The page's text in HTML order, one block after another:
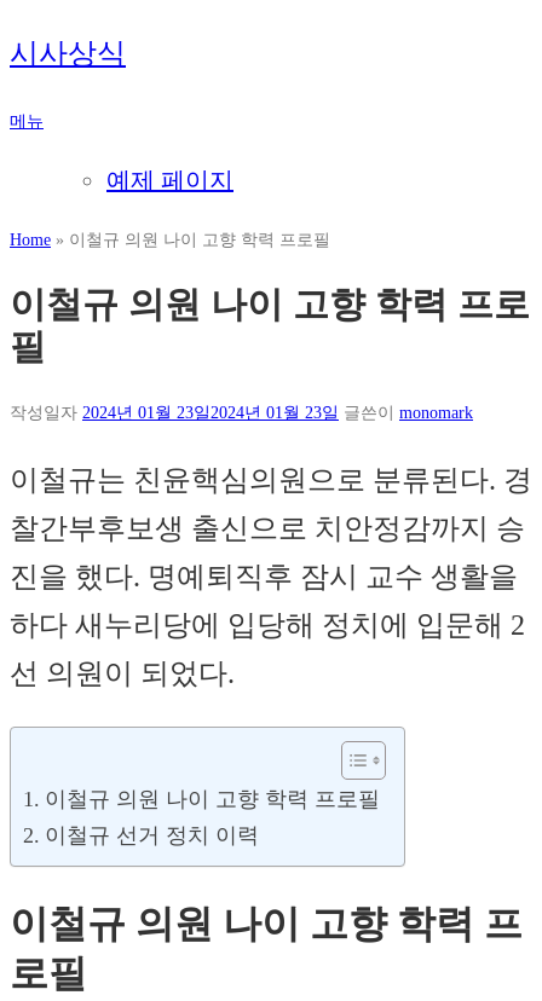
내
용
로
기
시사상식
메뉴
예제 페이지
Home » 이철규 의원 나이 고향 학력 프로필
이철규 의원 나이 고향 학력 프로
필
작성일자 2024년 01월 23일2024년 01월 23일 글쓴이 monomark
이철규는 친윤핵심의원으로 분류된다. 경
찰간부후보생 출신으로 치안정감까지 승
진을 했다. 명예퇴직후 잠시 교수 생활을
하다 새누리당에 입당해 정치에 입문해 2
선 의원이 되었다.
이철규 의원 나이 고향 학력 프로필
이철규 선거 정치 이력
이철규 의원 나이 고향 학력 프
로필